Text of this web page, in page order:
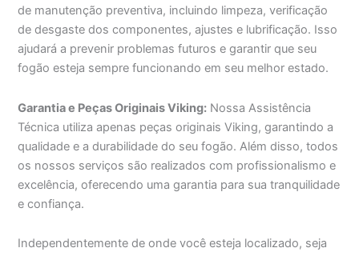
de manutenção preventiva, incluindo limpeza, verificação
de desgaste dos componentes, ajustes e lubrificação. Isso
ajudará a prevenir problemas futuros e garantir que seu
fogão esteja sempre funcionando em seu melhor estado.
Garantia e Peças Originais Viking: Nossa Assistência
Técnica utiliza apenas peças originais Viking, garantindo a
qualidade e a durabilidade do seu fogão. Além disso, todos
os nossos serviços são realizados com profissionalismo e
excelência, oferecendo uma garantia para sua tranquilidade
e confiança.
Independentemente de onde você esteja localizado, seja